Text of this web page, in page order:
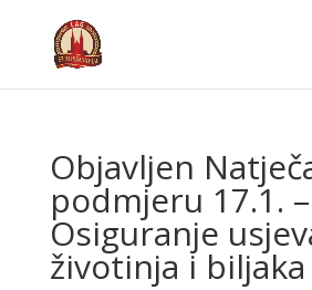
Objavljen
podmjeru 17.1. –
Osiguranje
životinja i biljaka